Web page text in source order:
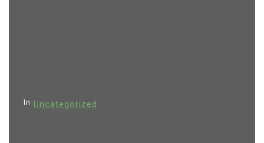
In Uncategorized